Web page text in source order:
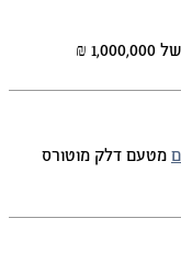
דלק מוטורס